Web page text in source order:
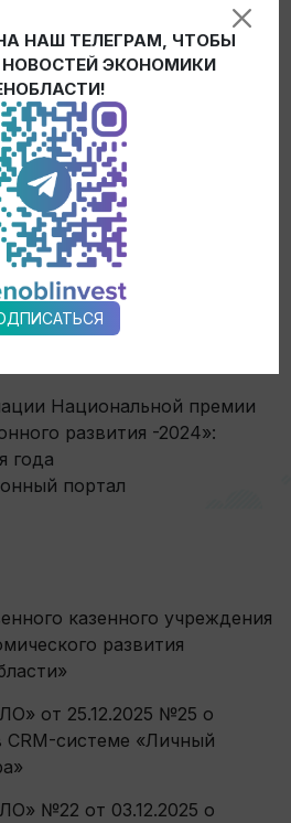
«Зеленый коридор для
«Зеленый коридор для
Национальной премии
развития -2024»:
года
портал
казенного учреждения
развития
от 25.12.2025 №25 о
CRM-системе «Личный
№22 от 03.12.2025 о
НАШ ТЕЛЕГРАМ, ЧТОБЫ
НОВОСТЕЙ ЭКОНОМИКИ